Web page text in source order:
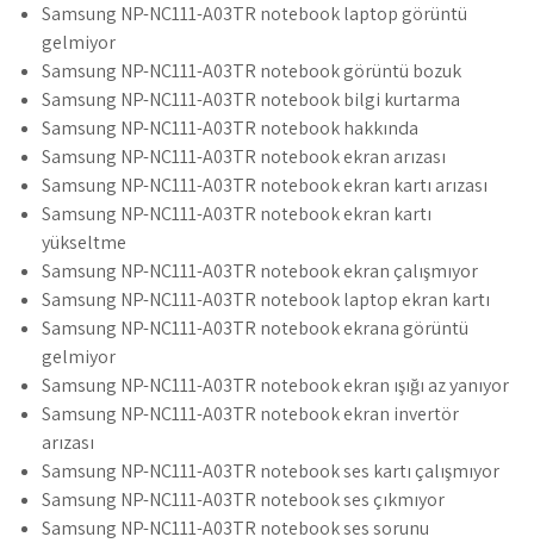
Samsung NP-NC111-A03TR notebook laptop görüntü
gelmiyor
Samsung NP-NC111-A03TR notebook görüntü bozuk
Samsung NP-NC111-A03TR notebook bilgi kurtarma
Samsung NP-NC111-A03TR notebook hakkında
Samsung NP-NC111-A03TR notebook ekran arızası
Samsung NP-NC111-A03TR notebook ekran kartı arızası
Samsung NP-NC111-A03TR notebook ekran kartı
yükseltme
Samsung NP-NC111-A03TR notebook ekran çalışmıyor
Samsung NP-NC111-A03TR notebook laptop ekran kartı
Samsung NP-NC111-A03TR notebook ekrana görüntü
gelmiyor
Samsung NP-NC111-A03TR notebook ekran ışığı az yanıyor
Samsung NP-NC111-A03TR notebook ekran invertör
arızası
Samsung NP-NC111-A03TR notebook ses kartı çalışmıyor
Samsung NP-NC111-A03TR notebook ses çıkmıyor
Samsung NP-NC111-A03TR notebook ses sorunu